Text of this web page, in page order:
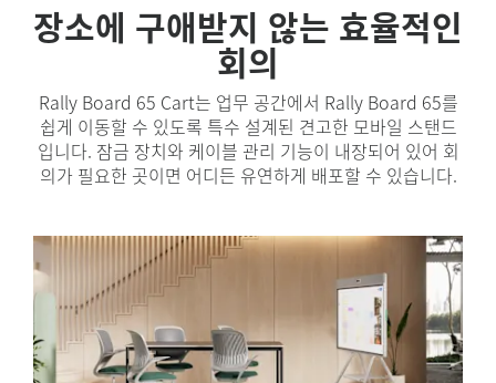
장소에 구애받지 않는 효율적인
회의
Rally Board 65 Cart는 업무 공간에서 Rally Board 65를
쉽게 이동할 수 있도록 특수 설계된 견고한 모바일 스탠드
입니다. 잠금 장치와 케이블 관리 기능이 내장되어 있어 회
의가 필요한 곳이면 어디든 유연하게 배포할 수 있습니다.